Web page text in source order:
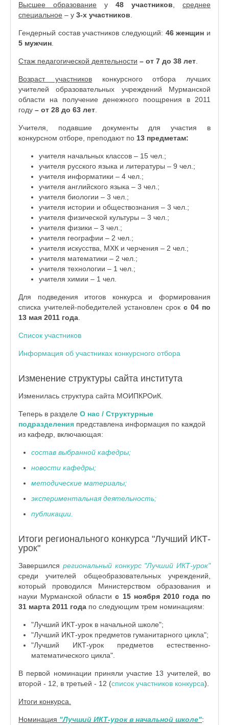
Высшее образование у 48 участников
среднее
специальное – у 3-х участников
Гендерный состав участников следующий: 46 женщин и
5 мужчин
Стаж педагогической деятельности – от 7 до 38 лет
Возраст участниковконкурсного отбора лучших
учителей образовательных учреждений Мурманской
области на получение денежного поощрения в 2011
году – от 28 до 63 лет
Учителя, подавшие документы для участия в
конкурсном отборе, преподают по 13 предметам:
учителя начальных классов – 15 чел.;
учителя русского языка и литературы – 9 чел.;
учителя информатики – 4 чел.;
учителя английского языка – 3 чел.;
учителя биологии – 3 чел.;
учителя истории и обществознания – 3 чел.;
учителя физической культуры – 3 чел.;
учителя физики – 3 чел.;
учителя географии – 2 чел.;
учителя искусства, МХК и черчения – 2 чел.;
учителя математики – 2 чел.;
учителя технологии – 1 чел.;
учителя химии – 1 чел.
Для подведения итогов конкурса и формирования
списка учителей-победителей установлен срок с 04 по
13 мая 2011 года
Список участников
Информация об участниках конкурсного отбора
Изменение структуры сайта института
Изменилась структура сайта МОИПКРОиК.
Теперь в разделе О нас / Структурные
подразделения представлена информация по каждой
из кафедр, включающая:
состав выбранной кафедры;
новости кафедры;
методические материалы;
экспериментальная деятельность;
публикации.
Итоги регионального конкурса "Лучший ИКТ-
урок"
Завершился региональный конкурс "Лучший ИКТ-урок"
среди учителей общеобразовательных учреждений,
который проводился Министерством образования и
науки Мурманской областис 15 ноября 2010 года по
31 марта 2011 года по следующим трем номинациям:
"Лучший ИКТ-урок в начальной школе";
"Лучший ИКТ-урок предметов гуманитарного цикла";
"Лучший ИКТ-урок предметов естественно-
математического цикла".
В первой номинации приняли участие 13 учителей, во
второй - 12, в третьей - 12 (список участников конкурса).
Итоги конкурса.
Номинация "Лучший ИКТ-урок в начальной школе":